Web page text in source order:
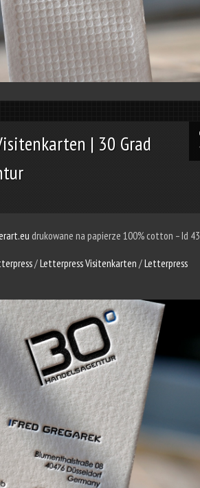
| 30 Grad
drukowane na papierze 100% cotton – Id
/Letterpress Visitenkarten /Letterpress